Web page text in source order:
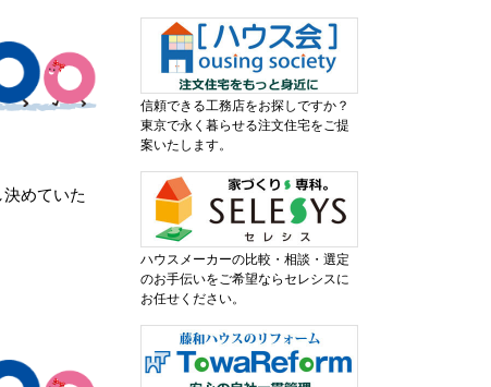
めていた
信頼できる工務店をお探しですか？
東京で永く暮らせる注文住宅をご提
案いたします。
ハウスメーカーの比較・相談・選定
のお手伝いをご希望ならセレシスに
お任せください。